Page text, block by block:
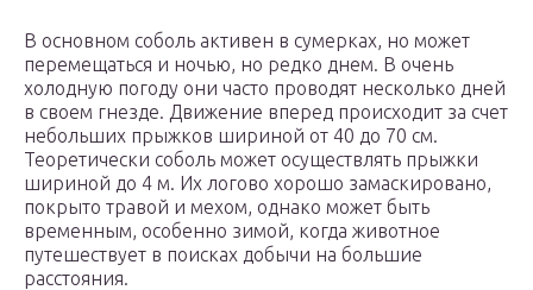
В основном соболь активен в сумерках, но может
перемещаться и ночью, но редко днем. В очень
холодную погоду они часто проводят несколько дней
в своем гнезде. Движение вперед происходит за счет
небольших прыжков шириной от 40 до 70 см.
Теоретически соболь может осуществлять прыжки
шириной до 4 м. Их логово хорошо замаскировано,
покрыто травой и мехом, однако может быть
временным, особенно зимой, когда животное
путешествует в поисках добычи на большие
расстояния.